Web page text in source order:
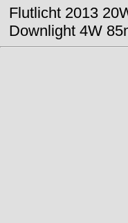
Flutlicht 2013
Downlight 4W